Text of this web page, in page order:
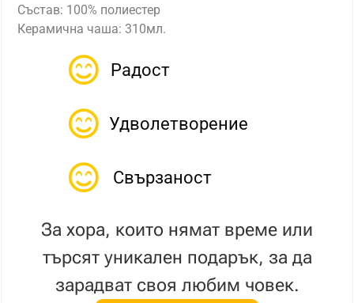
Състав: 100% полиестер
Керамична чаша: 310мл.
Радост
Удволетворение
Свързаност
За хора, които нямат време или
търсят уникален подарък, за да
зарадват своя любим човек.